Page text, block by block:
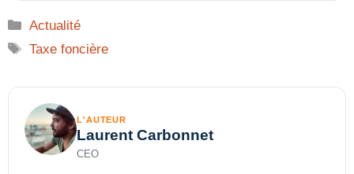
Catégories
Actualité
Étiquettes
Taxe foncière
L'AUTEUR
Laurent Carbonnet
CEO